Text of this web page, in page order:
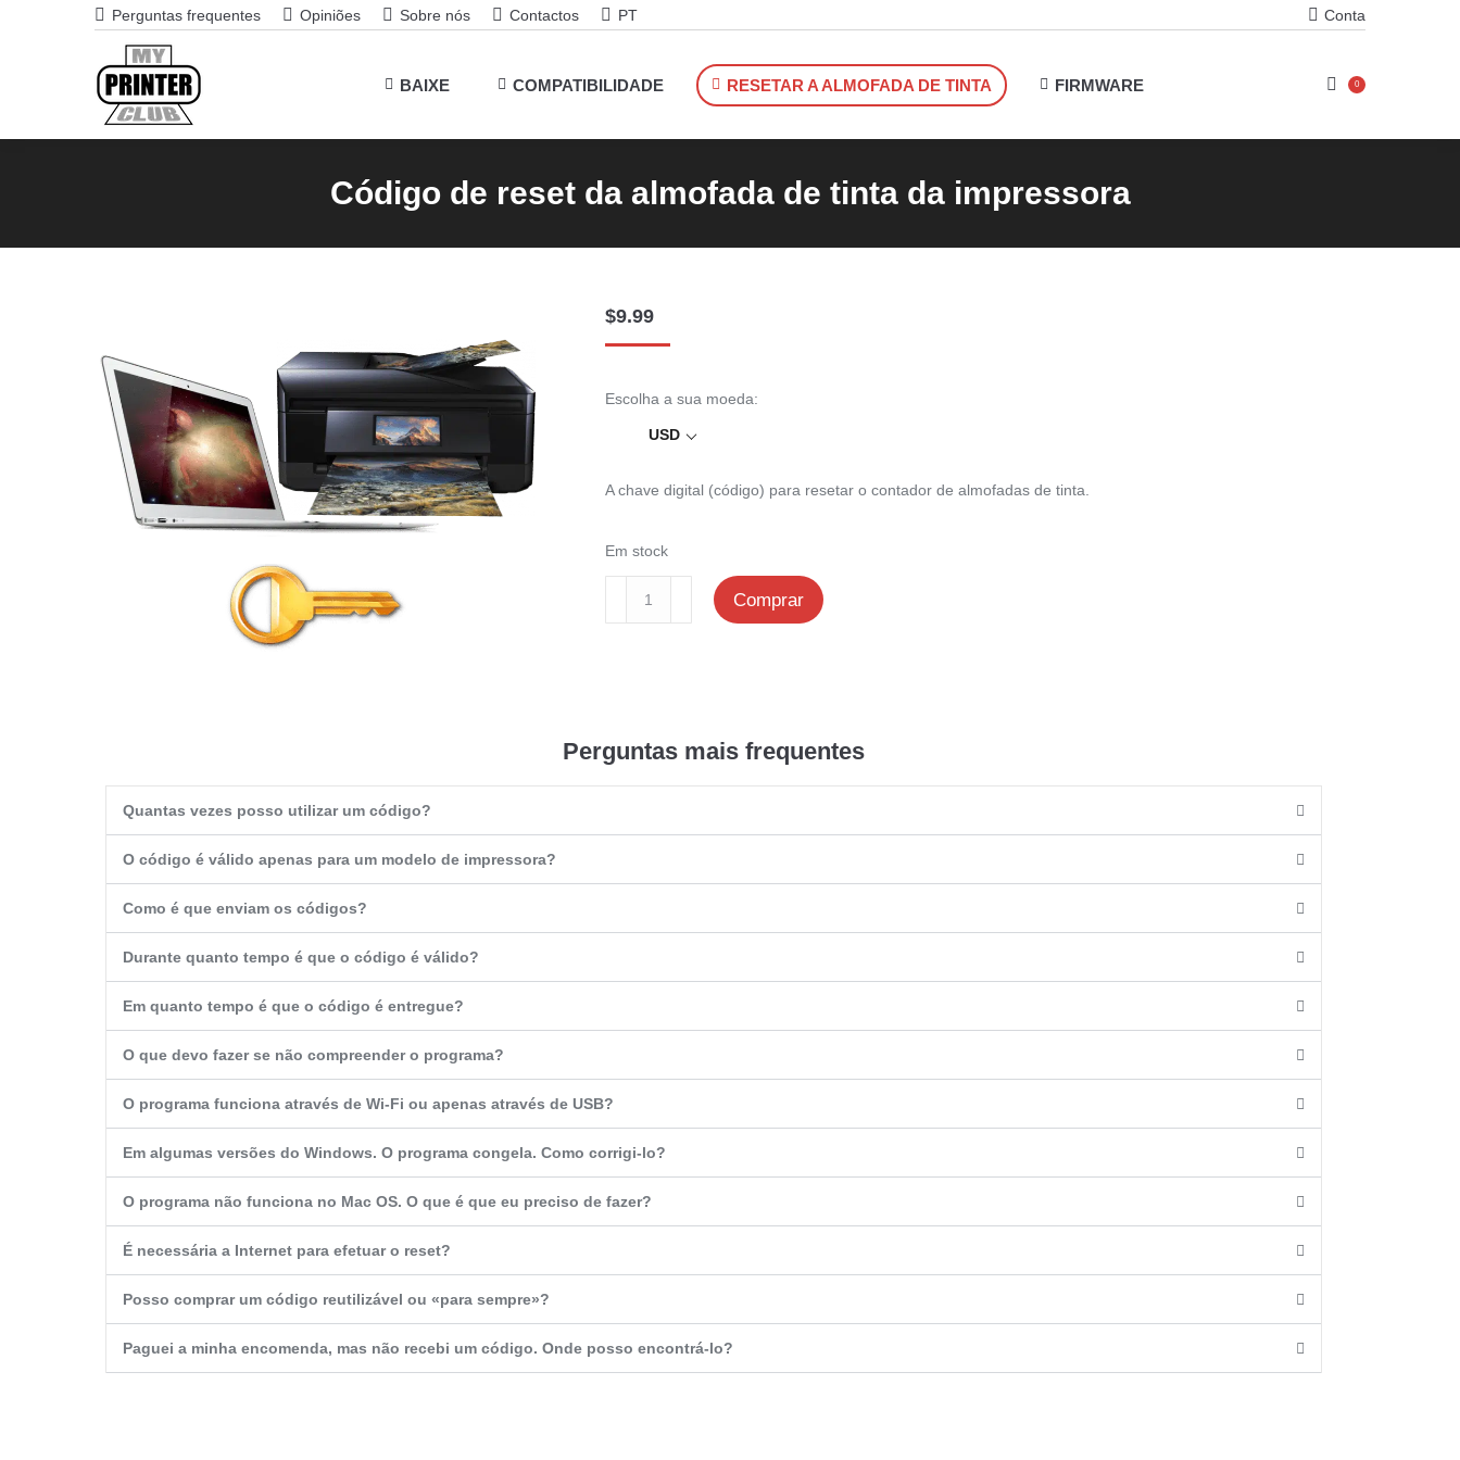
Perguntas frequentes Opiniões Sobre nós Contactos PT Conta
BAIXE COMPATIBILIDADE RESETAR A ALMOFADA DE TINTA FIRMWARE 0
Código de reset da almofada de tinta da impressora
$9.99
Escolha a sua moeda:
USD
A chave digital (código) para resetar o contador de almofadas de tinta.
Em stock
Comprar
Perguntas mais frequentes
Quantas vezes posso utilizar um código?
O código é válido apenas para um modelo de impressora?
Como é que enviam os códigos?
Durante quanto tempo é que o código é válido?
Em quanto tempo é que o código é entregue?
O que devo fazer se não compreender o programa?
O programa funciona através de Wi-Fi ou apenas através de USB?
Em algumas versões do Windows. O programa congela. Como corrigi-lo?
O programa não funciona no Mac OS. O que é que eu preciso de fazer?
É necessária a Internet para efetuar o reset?
Posso comprar um código reutilizável ou «para sempre»?
Paguei a minha encomenda, mas não recebi um código. Onde posso encontrá-lo?